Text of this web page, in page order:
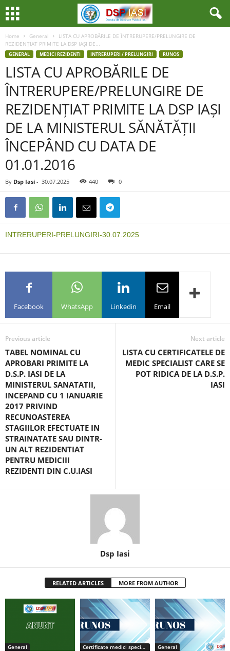
Home General
LISTA CU APROBĂRILE DE ÎNTRERUPERE/PRELUNGIRE DE
REZIDENȚIAT PRIMITE LA DSP IAȘI DE...
GENERAL MEDICI REZIDENTI INTRERUPERI / PRELUNGIRI RUNOS
LISTA CU APROBĂRILE DE
ÎNTRERUPERE/PRELUNGIRE DE
REZIDENȚIAT PRIMITE LA DSP IAȘI
DE LA MINISTERUL SĂNĂTĂȚII
ÎNCEPÂND CU DATA DE
01.01.2016
By Dsp Iasi - 30.07.2025 440 0
INTRERUPERI-PRELUNGIRI-30.07.2025
Facebook WhatsApp Linkedin Email
Previous article
TABEL NOMINAL CU
APROBARI PRIMITE LA
D.S.P. IASI DE LA
MINISTERUL SANATATII,
INCEPAND CU 1 IANUARIE
2017 PRIVIND
RECUNOASTEREA
STAGIILOR EFECTUATE IN
STRAINATATE SAU DINTR-
UN ALT REZIDENTIAT
PENTRU MEDICIII
REZIDENTI DIN C.U.IASI
Next article
LISTA CU CERTIFICATELE DE
MEDIC SPECIALIST CARE SE
POT RIDICA DE LA D.S.P.
IASI
Dsp Iasi
RELATED ARTICLES MORE FROM AUTHOR
General Certificate medici specialiști / primari General